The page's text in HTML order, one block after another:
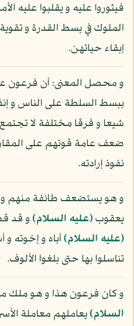
فيثوروا عليه و يقلبوا عليه
الملوك في بسط القدرة و
إبقاء حياتهن.
و محصل المعنى: أن فرعون
ببسط السلطة على الناس و
شيعا و فرقا مختلفة لا
ضعف عامة قوتهم على
نفوذ إرادته.
و هو يستضعف طائفة منهم و
يعقوب(عليه السلام)و قد
(عليه السلام)أباه و
تناسلوا بها حتى بلغوا الألوف.
و كان فرعون هذا و هو ملك
السلام)يعاملهم معاملة